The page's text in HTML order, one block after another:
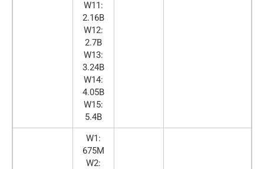
W11:
2.16B
W12:
2.7B
W13:
3.24B
W14:
4.05B
W15:
5.4B
W1:
675M
W2: